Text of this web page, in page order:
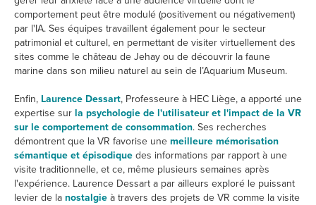
comportement peut être modulé (positivement ou négativement)
par l'IA. Ses équipes travaillent également pour le secteur
patrimonial et culturel, en permettant de visiter virtuellement des
sites comme le château de Jehay ou de découvrir la faune
marine dans son milieu naturel au sein de l’Aquarium Museum.
Enfin, Laurence Dessart, Professeure à HEC Liège, a apporté une
expertise sur la psychologie de l'utilisateur et l'impact de la VR
sur le comportement de consommation. Ses recherches
démontrent que la VR favorise une meilleure mémorisation
sémantique et épisodique des informations par rapport à une
visite traditionnelle, et ce, même plusieurs semaines après
l'expérience. Laurence Dessart a par ailleurs exploré le puissant
levier de la nostalgie à travers des projets de VR comme la visite